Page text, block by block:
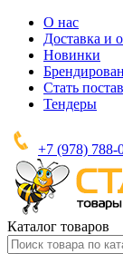
О нас
Доставка и
Новинки
Стать
Тендеры
+7 (978) 788-
Каталог товаров